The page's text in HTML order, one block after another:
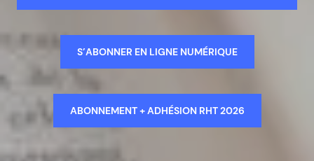
S’ABONNER EN LIGNE NUMÉRIQUE
ABONNEMENT + ADHÉSION RHT 2026